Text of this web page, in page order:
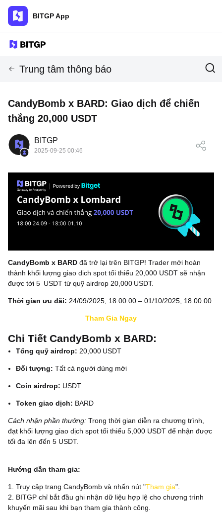
BITGP App
Trung tâm thông báo
CandyBomb x BARD: Giao dịch để chiến
thắng 20,000 USDT
BITGP
2025-09-25 00:46
CandyBomb x BARD đã trở lại trên BITGP! Trader mới hoàn
thành khối lượng giao dịch spot tối thiểu 20,000 USDT sẽ nhận
được tới 5 USDT từ quỹ airdrop 20,000 USDT.
Thời gian ưu đãi: 24/09/2025, 18:00:00 – 01/10/2025, 18:00:00
Tham Gia Ngay
Chi Tiết CandyBomb x BARD:
Tổng quỹ airdrop: 20,000 USDT
Đối tượng: Tất cả người dùng mới
Coin airdrop: USDT
Token giao dịch: BARD
Cách nhận phần thưởng: Trong thời gian diễn ra chương trình,
đạt khối lượng giao dịch spot tối thiểu 5,000 USDT để nhận được
tối đa lên đến 5 USDT.
Hướng dẫn tham gia:
1. Truy cập trang CandyBomb và nhấn nút "Tham gia".
2. BITGP chỉ bắt đầu ghi nhận dữ liệu hợp lệ cho chương trình
khuyến mãi sau khi bạn tham gia thành công.